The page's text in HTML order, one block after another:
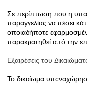
Σε περίπτωση που η
παραγγελίας να πέσει
οποιαδήποτε
παρακρατηθεί από την
Εξαιρέσεις του
Το δικαίωμα